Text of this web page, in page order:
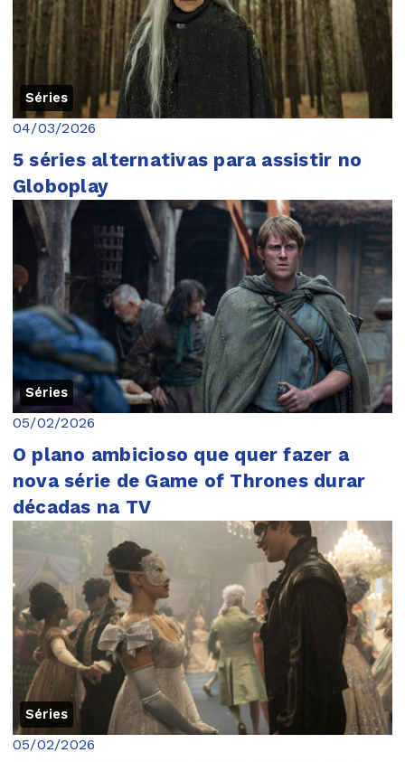
Séries
04/03/2026
5 séries alternativas para assistir no
Globoplay
Séries
05/02/2026
O plano ambicioso que quer fazer a
nova série de Game of Thrones durar
décadas na TV
Séries
05/02/2026